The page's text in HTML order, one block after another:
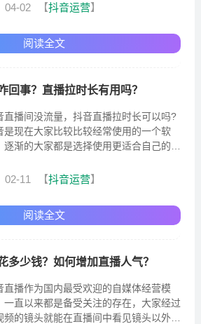
04-02 【抖音运营】
阅读全文
回事？直播拉时长有用吗？
直播间没流量，抖音直播拉时长可以吗?
是现在大家比较比较经常使用的一个软
逐渐的大家都是选择使用更适合自己的短
多
02-11 【抖音运营】
阅读全文
多少钱？如何增加直播人气？
直播作为国内最受欢迎的自媒体经营模
一直以来都是备受关注的存在，大家经过
频的镜头就能在直播间中看见镜头以外的